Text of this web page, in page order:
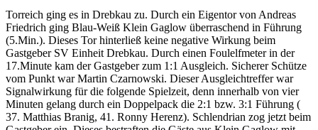
Torreich ging es in Drebkau zu. Durch ein Eigentor von Andreas
Friedrich ging Blau-Weiß Klein Gaglow überraschend in Führung
(5.Min.). Dieses Tor hinterließ keine negative Wirkung beim
Gastgeber SV Einheit Drebkau. Durch einen Foulelfmeter in der
17.Minute kam der Gastgeber zum 1:1 Ausgleich. Sicherer Schütze
vom Punkt war Martin Czarnowski. Dieser Ausgleichtreffer war
Signalwirkung für die folgende Spielzeit, denn innerhalb von vier
Minuten gelang durch ein Doppelpack die 2:1 bzw. 3:1 Führung (
37. Matthias Branig, 41. Ronny Herenz). Schlendrian zog jetzt beim